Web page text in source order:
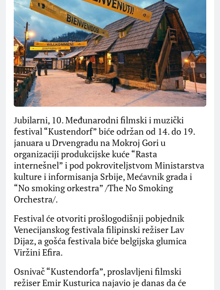
Јubilarni, 10. Međunarodni filmski i muzički
festival “Kustendorf” biće održan od 14. do 19.
januara u Drvengradu na Mokroj Gori u
organizaciji produkcijske kuće “Rasta
internešnel” i pod pokroviteljstvom Ministarstva
kulture i informisanja Srbije, Mećavnik grada i
“No smoking orkestra” /The No Smoking
Orchestra/.
Festival će otvoriti prošlogodišnji pobjednik
Venecijanskog festivala filipinski režiser Lav
Dijaz, a gošća festivala biće belgijska glumica
Viržini Efira.
Osnivač “Kustendorfa”, proslavljeni filmski
režiser Emir Kusturica najavio je danas da će